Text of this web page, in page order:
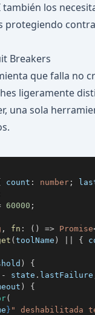
los
protegiendo
Breakers
que falla no
ligeramente
una sola
count : number ;
60000 ;
, fn : ( ) => Promise
(toolName ) {
)
{
- state . lastFailure
)
{
(
} " deshabilitada